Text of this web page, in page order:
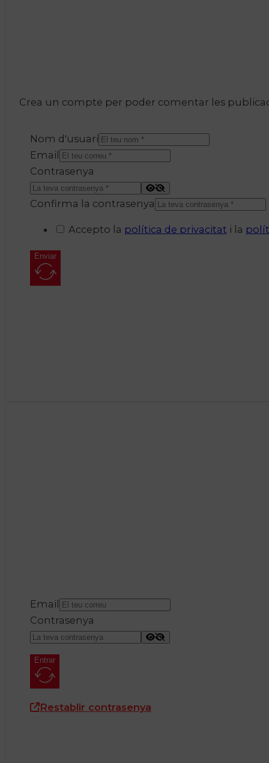
Crea un compte per poder comentar les
Nom d'usuari
Email
Contrasenya
Confirma la contrasenya
Accepto la política de privacitat i la
Enviar
Email
Contrasenya
Entrar
Restablir contrasenya